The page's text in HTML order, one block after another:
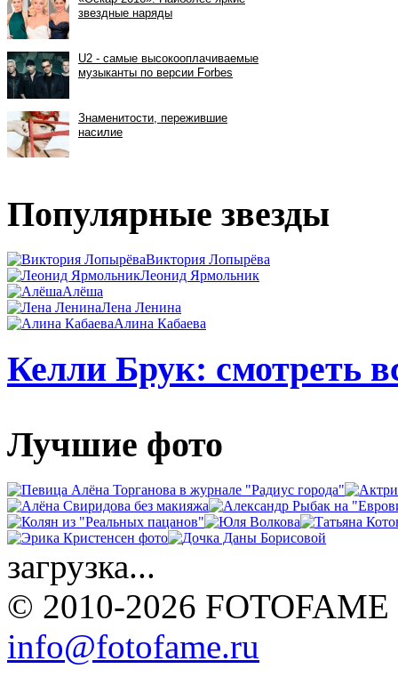
Популярные звезды
Виктория Лопырёва
Леонид Ярмольник
Алёша
Лена Ленина
Алина Кабаева
Келли Брук: смотреть
Лучшие фото
загрузка...
© 2010-2026 FOTOFAME
info@fotofame.ru